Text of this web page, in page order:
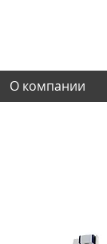
О компании